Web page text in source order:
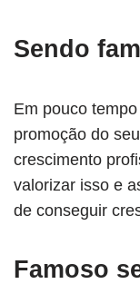
Sendo
Em pouco
promoção do
crescimento
valorizar isso e
de conseguir
Famoso